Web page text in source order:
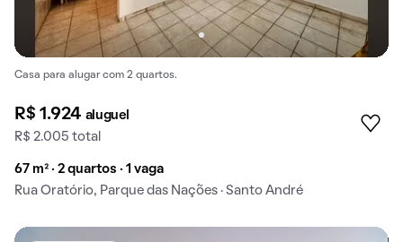
Casa para alugar com 2 quartos.
R$ 1.924 aluguel
R$ 2.005 total
67 m² · 2 quartos · 1 vaga
Rua Oratório, Parque das Nações · Santo André